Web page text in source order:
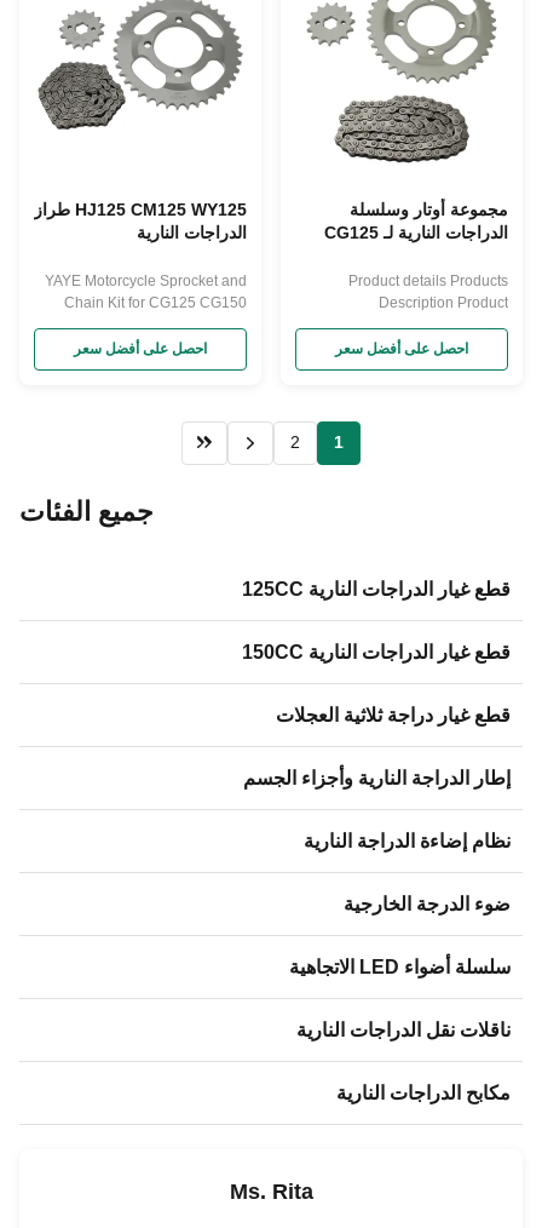
مجموعة أوتار وسلسلة
الدراجات النارية لـ CG125
CM125 WY125 BAJAJ
CGL مجموعات أدوات
التركيب
Product details Products
Description Product
Our Advantages FAQ
احصل على أفضل سعر
HJ125 CM125 WY125 طراز
الدراجات النارية
YAYE Motorcycle Sprocket and
Chain Kit for CG125 CG150
BAJAJ CGL Repuestos Kits Sets
احصل على أفضل سعر
1
2
جميع الفئات
قطع غيار الدراجات النارية 125CC
قطع غيار الدراجات النارية 150CC
قطع غيار دراجة ثلاثية العجلات
إطار الدراجة النارية وأجزاء الجسم
نظام إضاءة الدراجة النارية
ضوء الدرجة الخارجية
سلسلة أضواء LED الاتجاهية
ناقلات نقل الدراجات النارية
مكابح الدراجات النارية
Ms. Rita